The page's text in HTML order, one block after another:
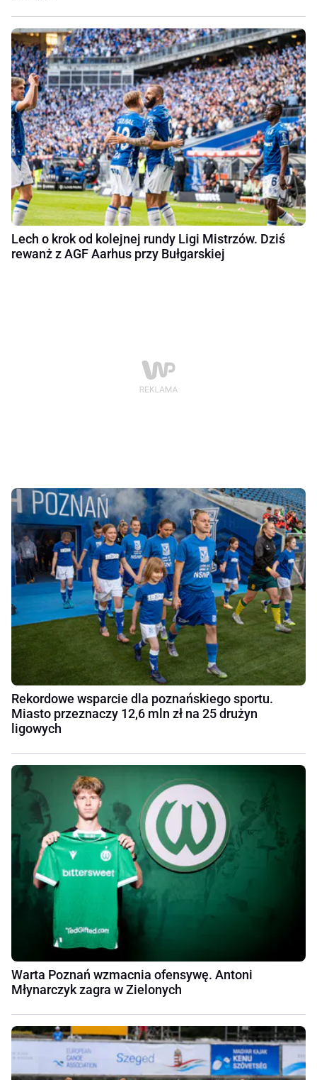
Lech o krok od kolejnej rundy Ligi Mistrzów. Dziś
rewanż z AGF Aarhus przy Bułgarskiej
Rekordowe wsparcie dla poznańskiego sportu.
Miasto przeznaczy 12,6 mln zł na 25 drużyn
ligowych
Warta Poznań wzmacnia ofensywę. Antoni
Młynarczyk zagra w Zielonych